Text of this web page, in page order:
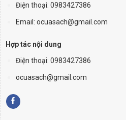
Điện thoại: 0983427386
Email: ocuasach@gmail.com
Hợp tác nội dung
Điện thoại: 0983427386
ocuasach@gmail.com